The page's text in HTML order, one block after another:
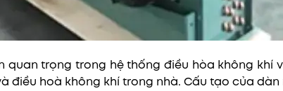
quan trọng trong hệ thống điều hòa không
điều hoà không khí trong nhà. Cấu tạo của